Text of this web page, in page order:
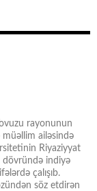
rayonunun
müəllim ailəsində
Riyaziyyat
dövründə indiyə
çalışıb.
söz etdirən